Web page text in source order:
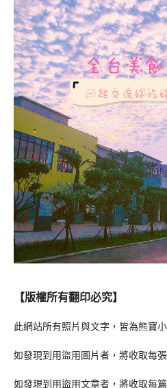
【版權所有翻印必究】
此網站所有照片與文字，皆為熊寶
如發現到用盜用圖片者，將收取每
如發現到用盜用文章者，將收取每